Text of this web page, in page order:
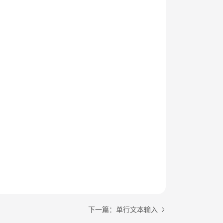
下一篇：单行文本输入